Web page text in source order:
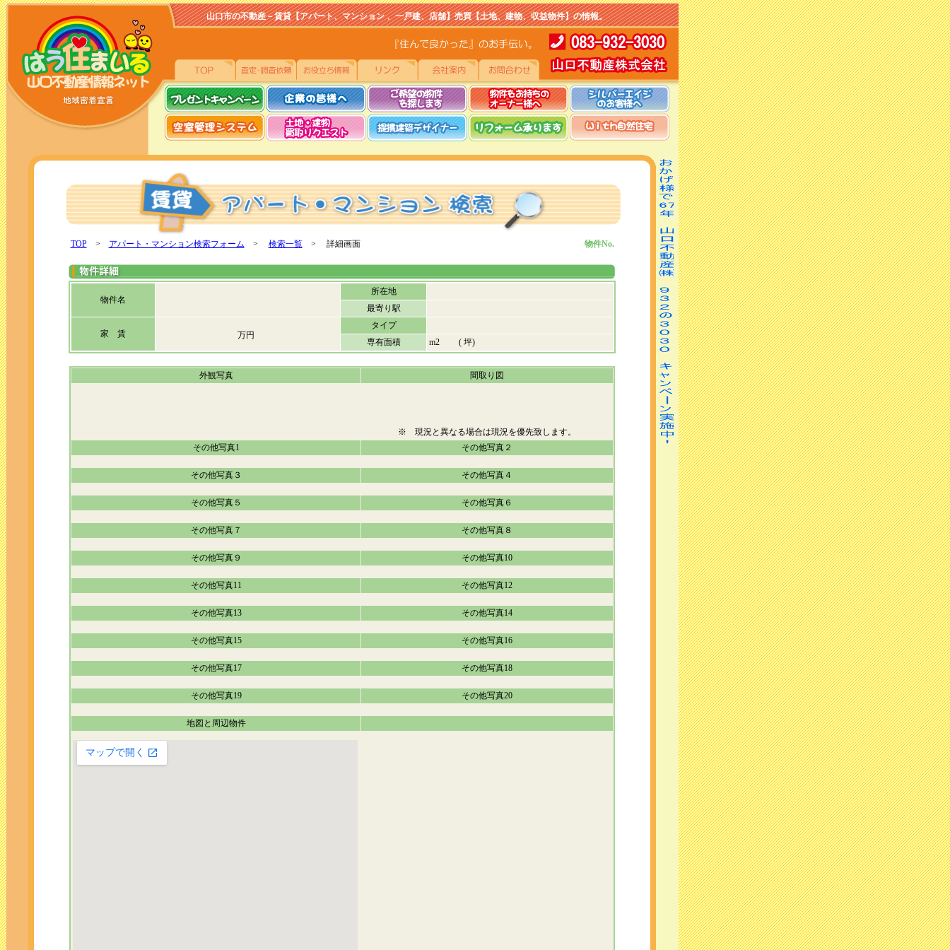
山口市の不動産－賃貸【アパート、マンション 、一戸建、店舗】売買【土地、建物、収益物件】の情報。
TOP> アパート・マンション検索フォーム > 検索一覧> 詳細画面 物件No.
物件名
所在地
最寄り駅
家 賃 万円
タイプ
専有面積
m2 ( 坪)
外観写真 間取り図
※ 現況と異なる場合は現況を優先致します。
その他写真1
その他写真２
その他写真３ その他写真４
その他写真５ その他写真６
その他写真７ その他写真８
その他写真９ その他写真10
その他写真11 その他写真12
その他写真13 その他写真14
その他写真15 その他写真16
その他写真17 その他写真18
その他写真19 その他写真20
地図と周辺物件